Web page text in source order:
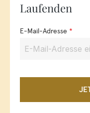
Laufenden
E-Mail-Adresse *